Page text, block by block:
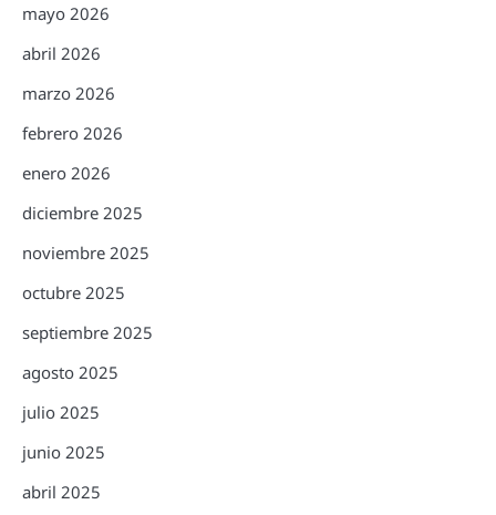
mayo 2026
abril 2026
marzo 2026
febrero 2026
enero 2026
diciembre 2025
noviembre 2025
octubre 2025
septiembre 2025
agosto 2025
julio 2025
junio 2025
abril 2025